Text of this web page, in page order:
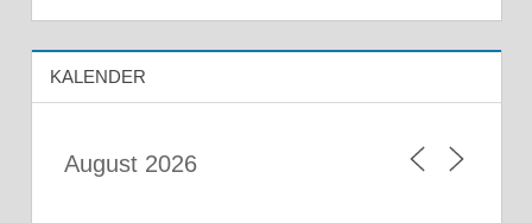
KALENDER